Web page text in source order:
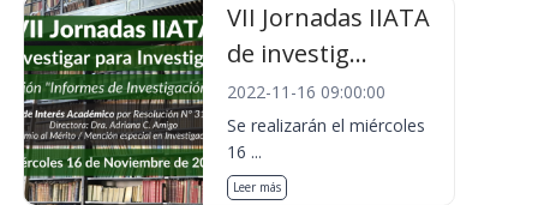
VII Jornadas IIATA
de investig...
2022-11-16 09:00:00
Se realizarán el miércoles
16 ...
Leer más